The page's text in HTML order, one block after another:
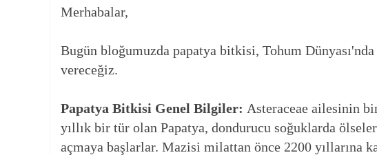
Merhabalar,
Bugün bloğumuzda papatya bitkisi, Tohum
vereceğiz.
Papatya Bitkisi Genel Bilgiler: Asteraceae ailesinin
yıllık bir tür olan Papatya, dondurucu soğuklarda
açmaya başlarlar. Mazisi milattan önce 2200 yıllarına